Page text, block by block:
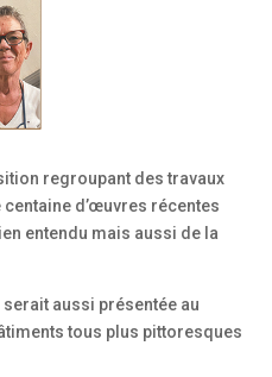
regroupant des travaux
centaine d’œuvres récentes
entendu mais aussi de la
aussi présentée au
tous plus pittoresques